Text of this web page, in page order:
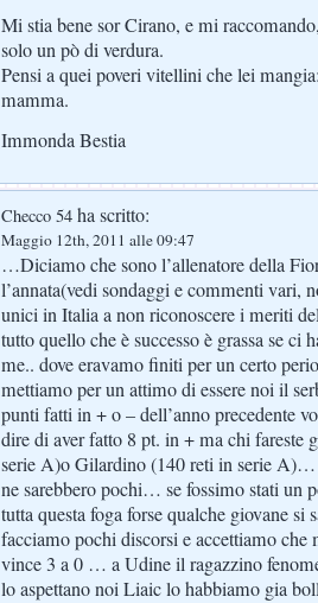
Mi stia bene sor Cirano, e mi
solo un pò di verdura.
Pensi a quei poveri vitellini che lei
mamma.
Immonda Bestia
Checco 54 ha scritto:
Maggio 12th, 2011 alle 09:47
…Diciamo che sono l’allenatore della
l’annata(vedi sondaggi e commenti vari,
unici in Italia a non riconoscere i meriti
tutto quello che è successo è grassa se ci
me.. dove eravamo finiti per un certo
mettiamo per un attimo di essere noi il
punti fatti in + o – dell’anno precedente
dire di aver fatto 8 pt. in + ma chi fareste
serie A)o Gilardino (140 reti in serie
ne sarebbero pochi… se fossimo stati un
tutta questa foga forse qualche giovane
facciamo pochi discorsi e accettiamo che
vince 3 a 0 … a Udine il ragazzino
lo aspettano noi Liaic lo habbiamo gia